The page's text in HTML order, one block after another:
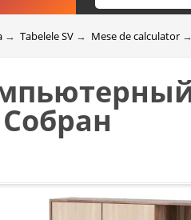
→ Tabelele SV → Mese de calculator →